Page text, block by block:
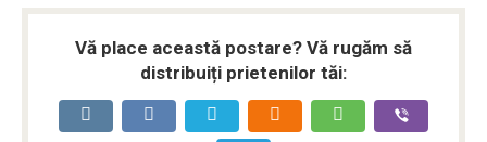
Vă place această postare? Vă rugăm să
distribuiți prietenilor tăi: